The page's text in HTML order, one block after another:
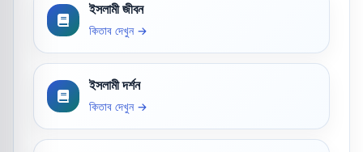
ইসলামী জীবন
কিতাব দেখুন →
ইসলামী দর্শন
কিতাব দেখুন →